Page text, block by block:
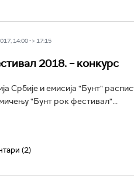
14:00 -> 17:15
2018. – конкурс
Србије и емисија "Бунт"
"Бунт рок фестивал"...
(2)